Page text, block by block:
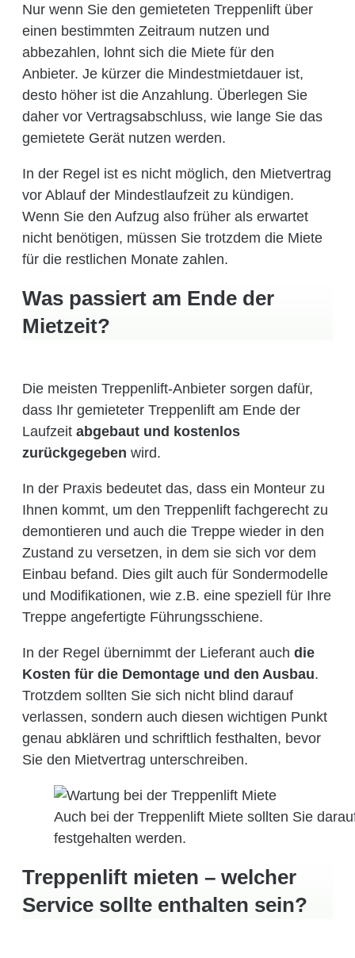
Nur wenn Sie den gemieteten Treppenlift über
einen bestimmten Zeitraum nutzen und
abbezahlen, lohnt sich die Miete für den
Anbieter. Je kürzer die Mindestmietdauer ist,
desto höher ist die Anzahlung. Überlegen Sie
daher vor Vertragsabschluss, wie lange Sie das
gemietete Gerät nutzen werden.
In der Regel ist es nicht möglich, den Mietvertrag
vor Ablauf der Mindestlaufzeit zu kündigen.
Wenn Sie den Aufzug also früher als erwartet
nicht benötigen, müssen Sie trotzdem die Miete
für die restlichen Monate zahlen.
Was passiert am Ende der
Mietzeit?
Die meisten Treppenlift-Anbieter sorgen dafür,
dass Ihr gemieteter Treppenlift am Ende der
Laufzeit abgebaut und kostenlos
zurückgegeben wird.
In der Praxis bedeutet das, dass ein Monteur zu
Ihnen kommt, um den Treppenlift fachgerecht zu
demontieren und auch die Treppe wieder in den
Zustand zu versetzen, in dem sie sich vor dem
Einbau befand. Dies gilt auch für Sondermodelle
und Modifikationen, wie z.B. eine speziell für Ihre
Treppe angefertigte Führungsschiene.
In der Regel übernimmt der Lieferant auch die
Kosten für die Demontage und den Ausbau.
Trotzdem sollten Sie sich nicht blind darauf
verlassen, sondern auch diesen wichtigen Punkt
genau abklären und schriftlich festhalten, bevor
Sie den Mietvertrag unterschreiben.
Auch bei der Treppenlift Miete sollten Sie
festgehalten werden.
Treppenlift mieten – welcher
Service sollte enthalten sein?